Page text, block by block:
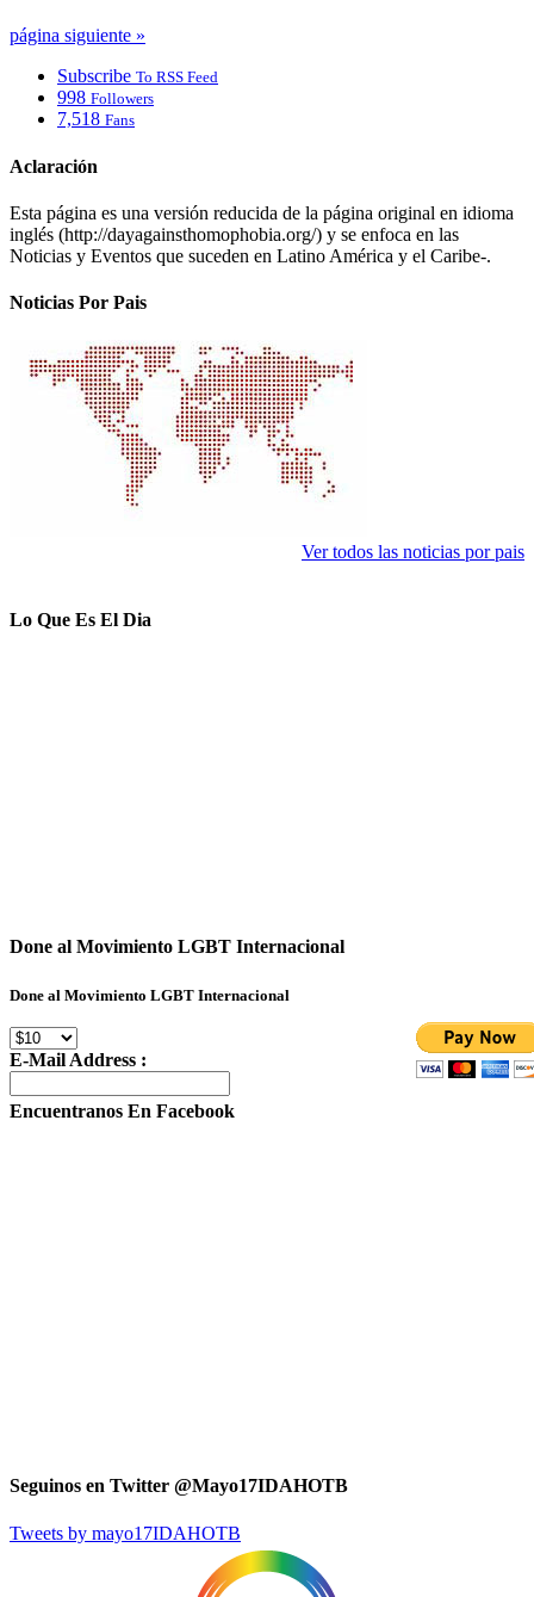
página siguiente »
Subscribe To RSS Feed
998 Followers
7,518 Fans
Aclaración
Esta página es una versión reducida de la página original en idioma
inglés (http://dayagainsthomophobia.org/) y se enfoca en las
Noticias y Eventos que suceden en Latino América y el Caribe-.
Noticias Por Pais
Ver todos las noticias por pais
Lo Que Es El Dia
Done al Movimiento LGBT Internacional
Done al Movimiento LGBT Internacional
E-Mail Address :
Encuentranos En Facebook
Seguinos en Twitter @Mayo17IDAHOTB
Tweets by mayo17IDAHOTB